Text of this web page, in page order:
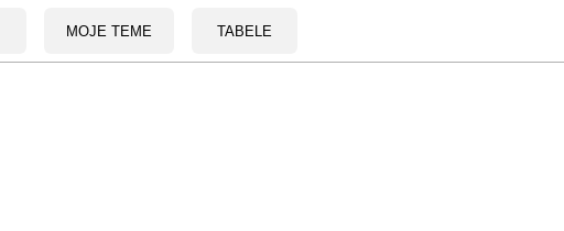
MOJE TEME TABELE